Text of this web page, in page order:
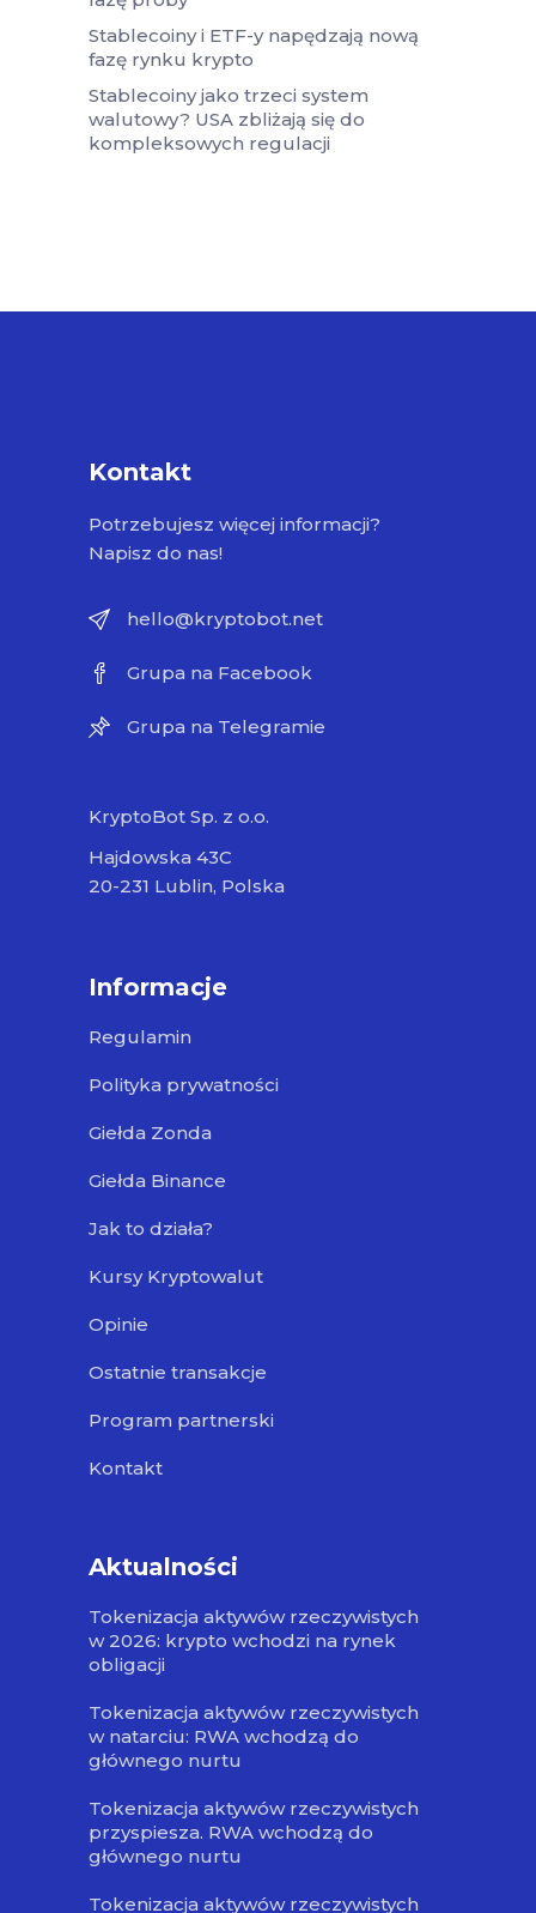
Stablecoiny i ETF-y napędzają nową
fazę rynku krypto
Stablecoiny jako trzeci system
walutowy? USA zbliżają się do
kompleksowych regulacji
Kontakt
Potrzebujesz więcej informacji?
Napisz do nas!
hello@kryptobot.net
Grupa na Facebook
Grupa na Telegramie
KryptoBot Sp. z o.o.
Hajdowska 43C
20-231 Lublin, Polska
Informacje
Regulamin
Polityka prywatności
Giełda Zonda
Giełda Binance
Jak to działa?
Kursy Kryptowalut
Opinie
Ostatnie transakcje
Program partnerski
Kontakt
Aktualności
Tokenizacja aktywów rzeczywistych
w 2026: krypto wchodzi na rynek
obligacji
Tokenizacja aktywów rzeczywistych
w natarciu: RWA wchodzą do
głównego nurtu
Tokenizacja aktywów rzeczywistych
przyspiesza. RWA wchodzą do
głównego nurtu
Tokenizacja aktywów rzeczywistych